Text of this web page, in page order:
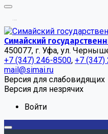
...
Симайский
450077, г. Уфа, ул.
+7 (347) 246-8500, +7 (347)
mail@simai.ru
Версия для слабовидящих
Версия для незрячих
Войти